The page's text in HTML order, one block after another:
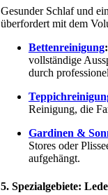
Gesunder Schlaf und
überfordert mit dem
Bettenreinigung:
vollständige
durch
Reinigung, die
Gardinen &
Stores oder
aufgehängt.
5. Spezialgebiete: